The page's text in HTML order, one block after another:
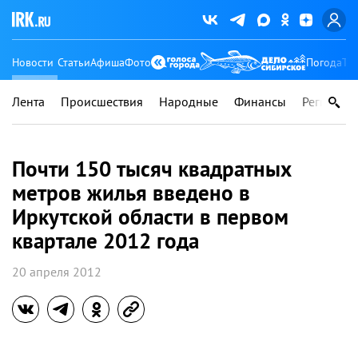
Новости СтатьиАфишаФото Погода
Лента Происшествия Народные Финансы Регионы
Почти 150 тысяч квадратных
метров жилья введено в
Иркутской области в первом
квартале 2012 года
20 апреля 2012